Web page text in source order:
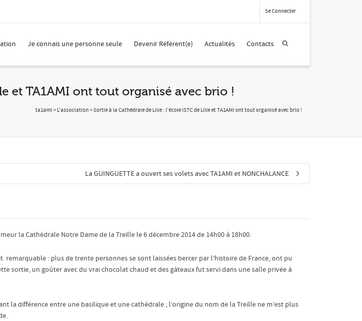
Se Connecter
Je connais une personne seule Devenir Référent(e) Actualités Contacts
et TA1AMI ont tout organisé avec brio !
ta1ami > L'association>Sortie à la Cathédrale de Lille : l’école ISTC de Lille et TA1AMI ont tout organisé avec brio !
La GUINGUETTE a ouvert ses volets avec TA1AMI et NONCHALANCE
la Cathédrale Notre Dame de la Treille le 6 décembre 2014 de 14h00 à 18h00.
: plus de trente personnes se sont laissées bercer par l’histoire de France, ont pu
sortie, un goûter avec du vrai chocolat chaud et des gâteaux fut servi dans une salle privée à
la différence entre une basilique et une cathédrale ; l’origine du nom de la Treille ne m’est plus